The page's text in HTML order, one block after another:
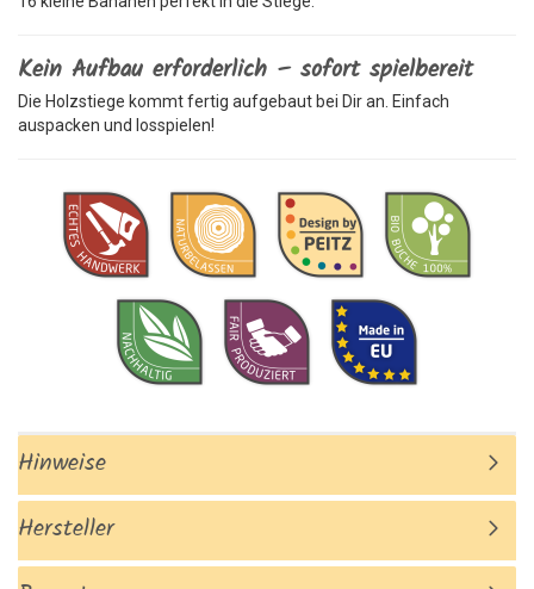
Kein Aufbau erforderlich – sofort spielbereit
Die Holzstiege kommt fertig aufgebaut bei Dir an. Einfach
auspacken und losspielen!
Hinweise
Hersteller